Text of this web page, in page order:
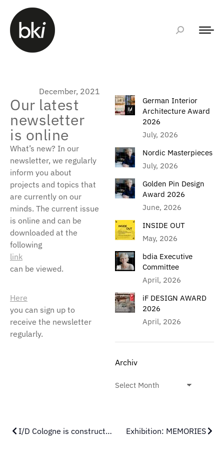
December, 2021
Our latest
newsletter
is online
What’s new? In our
newsletter, we regularly
inform you about
projects and topics that
are currently on our
minds. The current issue
is online and can be
downloaded at the
following
link
can be viewed.
Here
you can sign up to
receive the newsletter
regularly.
German Interior
Architecture Award
2026
July, 2026
Nordic Masterpieces
July, 2026
Golden Pin Design
Award 2026
June, 2026
INSIDE OUT
May, 2026
bdia Executive
Committee
April, 2026
iF DESIGN AWARD
2026
April, 2026
Archiv
Exhibition: MEMORIES
I/D Cologne is construction of the week